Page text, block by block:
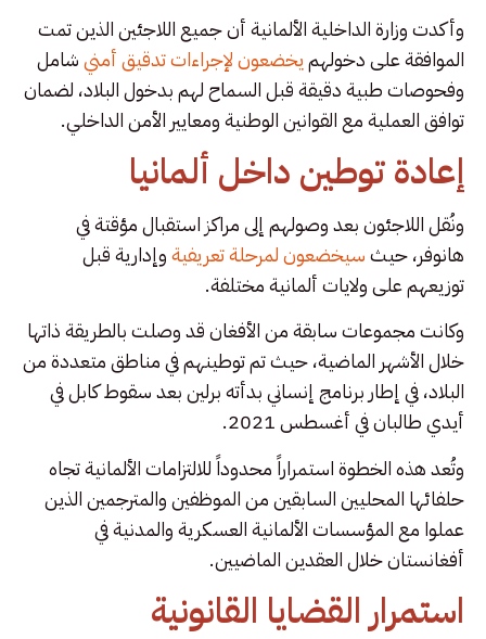
وأكدت وزارة الداخلية الألمانية أن جميع اللاجئين الذين تمت
الموافقة على دخولهميخضعون لإجراءات تدقيق أمنيشامل
وفحوصات طبية دقيقة قبل السماح لهم بدخول البلاد، لضمان
توافق العملية مع القوانين الوطنية ومعايير الأمن الداخلي.
إعادة توطين داخل ألمانيا
ونُقل اللاجئون بعد وصولهم إلى مراكز استقبال مؤقتة في
هانوفر، حيثسيخضعون لمرحلة تعريفيةوإدارية قبل
توزيعهم على ولايات ألمانية مختلفة.
وكانت مجموعات سابقة من الأفغان قد وصلت بالطريقة ذاتها
خلال الأشهر الماضية، حيث تم توطينهم في مناطق متعددة من
البلاد، في إطار برنامج إنساني بدأته برلين بعد سقوط كابل في
أيدي طالبان في أغسطس 2021.
وتُعد هذه الخطوة استمراراً محدوداً للالتزامات الألمانية تجاه
حلفائها المحليين السابقين من الموظفين والمترجمين الذين
عملوا مع المؤسسات الألمانية العسكرية والمدنية في
أفغانستان خلال العقدين الماضيين.
استمرار القضايا القانونية